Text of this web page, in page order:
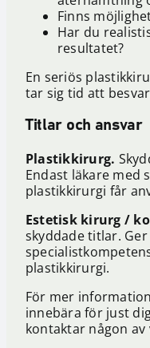
Finns
Har du
resultatet?
En seriös
tar sig tid att
Titlar och ansvar
Plastikkirurg.
Endast läkare med
plastikkirurgi får
Estetisk kirurg /
skyddade titlar.
plastikkirurgi.
För mer
innebära för just
kontaktar någon